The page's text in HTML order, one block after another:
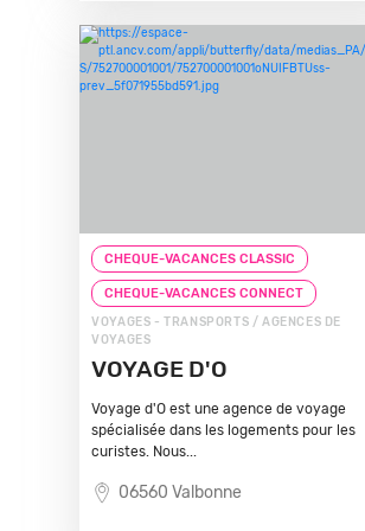
CHEQUE-VACANCES CLASSIC
CHEQUE-VACANCES CONNECT
VOYAGES - TRANSPORTS / AGENCES DE
VOYAGES
VOYAGE D'O
Voyage d'O est une agence de voyage
spécialisée dans les logements pour les
curistes. Nous...
06560 Valbonne